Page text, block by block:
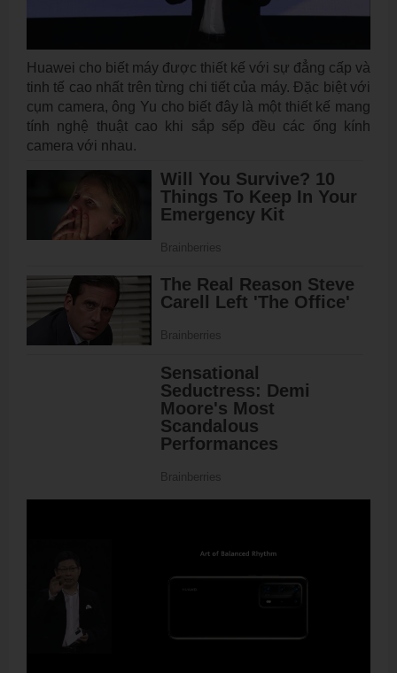
Huawei cho biết máy được thiết kế với sự đẳng cấp và
tinh tế cao nhất trên từng chi tiết của máy. Đặc biệt với
cụm camera, ông Yu cho biết đây là một thiết kế mang
tính nghệ thuật cao khi sắp sếp đều các ống kính
camera với nhau.